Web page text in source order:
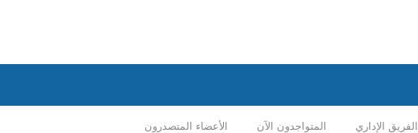
الفريق الإداري المتواجدون الآن الأعضاء المتصدرون